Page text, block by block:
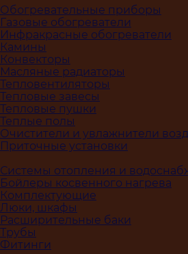
Обогревательные приборы
Газовые обогреватели
Инфракрасные обогреватели
Камины
Конвекторы
Масляные радиаторы
Тепловентиляторы
Тепловые завесы
Тепловые пушки
Теплые полы
Очистители и увлажнители
Приточные установки
Системы отопления и
Бойлеры косвенного нагрева
Комплектующие
Люки, шкафы
Расширительные баки
Трубы
Фитинги